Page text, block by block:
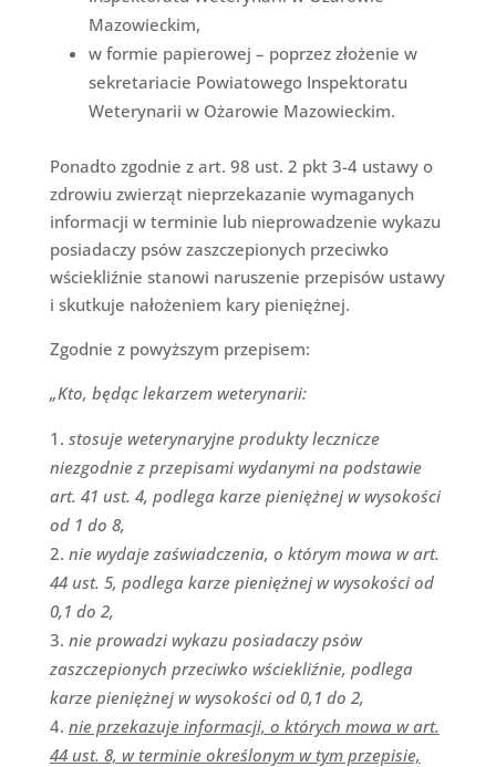
Mazowieckim,
w formie papierowej – poprzez złożenie w
sekretariacie Powiatowego Inspektoratu
Weterynarii w Ożarowie Mazowieckim.
Ponadto zgodnie z art. 98 ust. 2 pkt 3-4 ustawy o
zdrowiu zwierząt nieprzekazanie wymaganych
informacji w terminie lub nieprowadzenie wykazu
posiadaczy psów zaszczepionych przeciwko
wściekliźnie stanowi naruszenie przepisów ustawy
i skutkuje nałożeniem kary pieniężnej.
Zgodnie z powyższym przepisem:
„Kto, będąc lekarzem weterynarii:
stosuje weterynaryjne produkty lecznicze
niezgodnie z przepisami wydanymi na podstawie
art. 41 ust. 4, podlega karze pieniężnej w wysokości
od 1 do 8,
nie wydaje zaświadczenia, o którym mowa w art.
44 ust. 5, podlega karze pieniężnej w wysokości od
0,1 do 2,
nie prowadzi wykazu posiadaczy psów
zaszczepionych przeciwko wściekliźnie, podlega
karze pieniężnej w wysokości od 0,1 do 2,
nie przekazuje informacji, o których mowa w art.
44 ust. 8, w terminie określonym w tym przepisie,